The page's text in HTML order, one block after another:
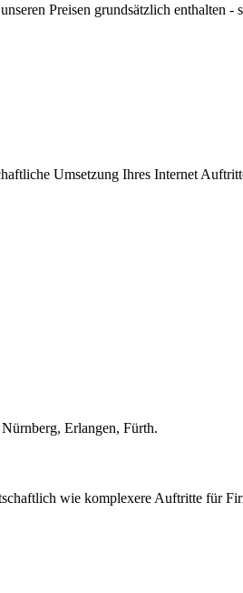
Preisen grundsätzlich enthalten -
Umsetzung Ihres Internet
Erlangen, Fürth.
wie komplexere Auftritte für